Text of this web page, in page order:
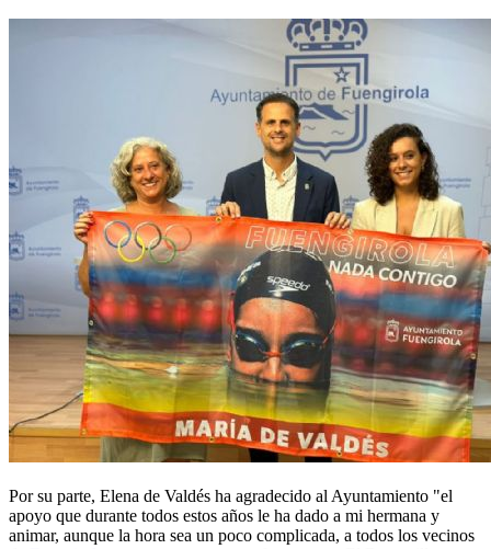
Por su parte, Elena de Valdés ha agradecido al Ayuntamiento "el
apoyo que durante todos estos años le ha dado a mi hermana y
animar, aunque la hora sea un poco complicada, a todos los vecinos